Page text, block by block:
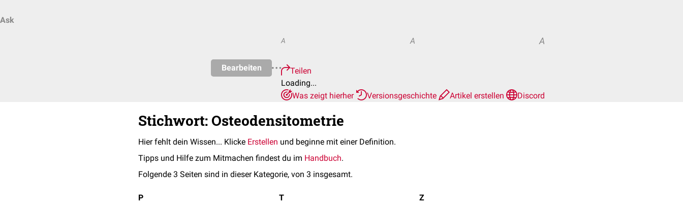
Ask
Bearbeiten
A A A
Teilen
Loading...
Was zeigt hierher
Versionsgeschichte Artikel erstellen Discord
Stichwort: Osteodensitometrie
Hier fehlt dein Wissen... Klicke Erstellen und beginne mit einer Definition.
Tipps und Hilfe zum Mitmachen findest du im Handbuch.
Folgende 3 Seiten sind in dieser Kategorie, von 3 insgesamt.
P
T
Z